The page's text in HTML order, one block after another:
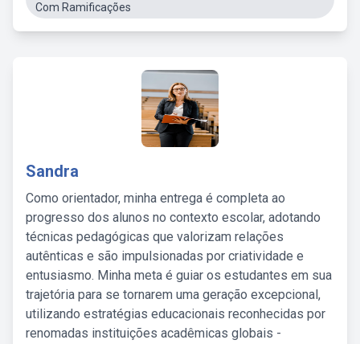
Com Ramificações
Sandra
Como orientador, minha entrega é completa ao
progresso dos alunos no contexto escolar, adotando
técnicas pedagógicas que valorizam relações
autênticas e são impulsionadas por criatividade e
entusiasmo. Minha meta é guiar os estudantes em sua
trajetória para se tornarem uma geração excepcional,
utilizando estratégias educacionais reconhecidas por
renomadas instituições acadêmicas globais -